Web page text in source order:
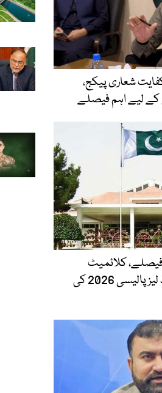
شعاری پیکج،
کے لیے اہم فیصلے
کلائمیٹ
اسمارٹ ایگریکلچر اور لینڈ لیز پالیسی 2026 کی